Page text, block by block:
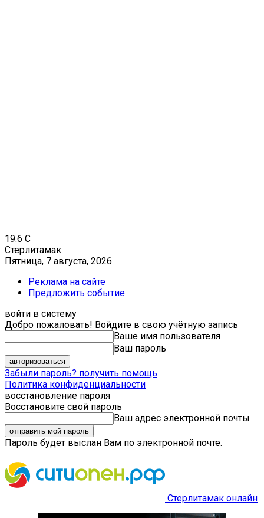
19.6 C
Стерлитамак
Пятница, 7 августа, 2026
Реклама на сайте
Предложить событие
войти в систему
Добро пожаловать! Войдите в свою учётную запись
Ваше имя пользователя
Ваш пароль
Забыли пароль? получить помощь
Политика конфиденциальности
восстановление пароля
Восстановите свой пароль
Ваш адрес электронной почты
Пароль будет выслан Вам по электронной почте.
Стерлитамак онлайн